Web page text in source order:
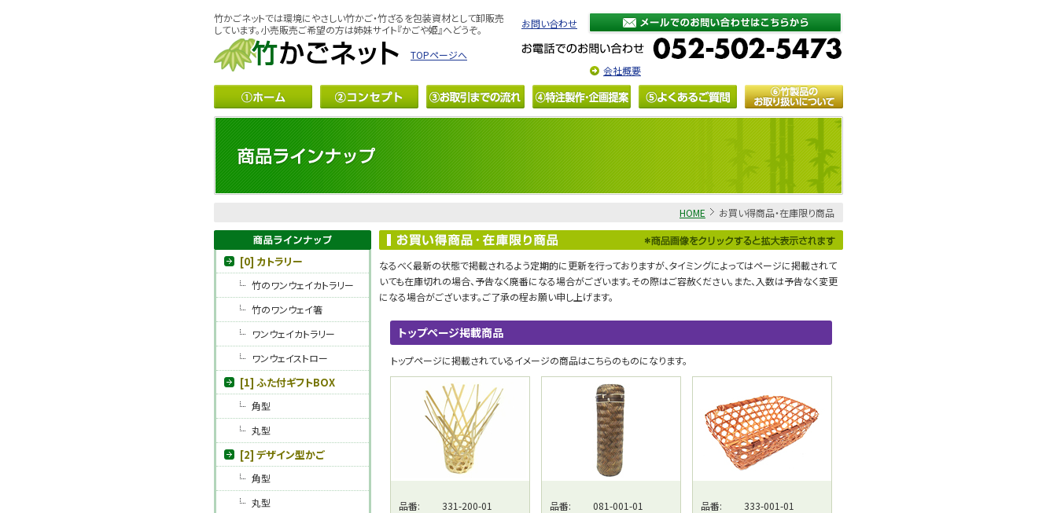
お問い合わせ
会社概要
竹かごネットでは環境にやさしい竹かご・竹ざるを包装資材として卸販売
しています。小売販売ご希望の方は姉妹サイト『かごや姫』へどうぞ。
TOPページへ
HOME お買い得商品・在庫限り商品
なるべく最新の状態で掲載されるよう定期的に更新を行っておりますが、タイミングによってはページに掲載されて
いても在庫切れの場合、予告なく廃番になる場合がございます。その際はご容赦ください。また、入数は予告なく変更
になる場合がございます。ご了承の程お願い申し上げます。
トップページ掲載商品
トップページに掲載されているイメージの商品はこちらのものになります。
品番:
331-200-01
品番:
081-001-01
品番:
333-001-01
[0] カトラリー
竹のワンウェイカトラリー
竹のワンウェイ箸
ワンウェイカトラリー
ワンウェイストロー
[1] ふた付ギフトBOX
角型
丸型
[2] デザイン型かご
角型
丸型